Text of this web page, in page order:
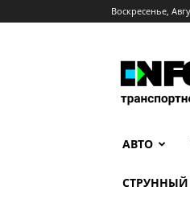
Воскресенье,
АВТО
СТРУННЫЙ